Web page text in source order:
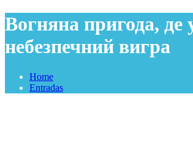
Вогняна пригода,
небезпечний вигра
Home
Entradas